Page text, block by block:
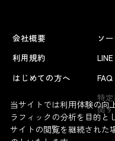
会社概要
利用規約
はじめての方へ
ソ
FAQ
特
関
当サイトでは利用体験の向
ラフィックの分析を目的と
サイトの閲覧を継続された